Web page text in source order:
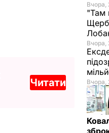
Читати
Вчора,
"Там
Вчора,
Вчора,